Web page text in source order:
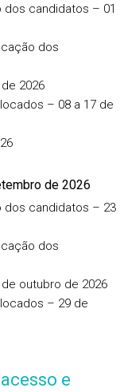
candidatos – 01
dos
2026
– 08 a 17 de
de 2026
dos candidatos – 23
dos
outubro de 2026
– 29 de
e